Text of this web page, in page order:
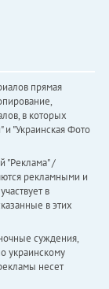
прямая
в которых
и "Украинская Фото
"Реклама" /
рекламными и
в
в этих
суждения,
украинскому
несет